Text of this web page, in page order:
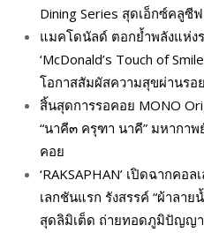
Dining Series สุดเอ็กซ์คลูซีฟ
แมคโดนัลด์ ตอกย้ำพลังแห่ง
‘McDonald’s Touch of
โอกาสสัมผัสความสุขผ่านรอ
สิ้นสุดการรอคอย MONO
“นาคี๓ ครุฑา นาคี” มหากา
คอย
‘RAKSAPHAN’ เปิดฉากค
เลกชันแรก รังสรรค์ “ผ้าลา
สุดลิมิเต็ด ถ่ายทอดภูมิปัญญ